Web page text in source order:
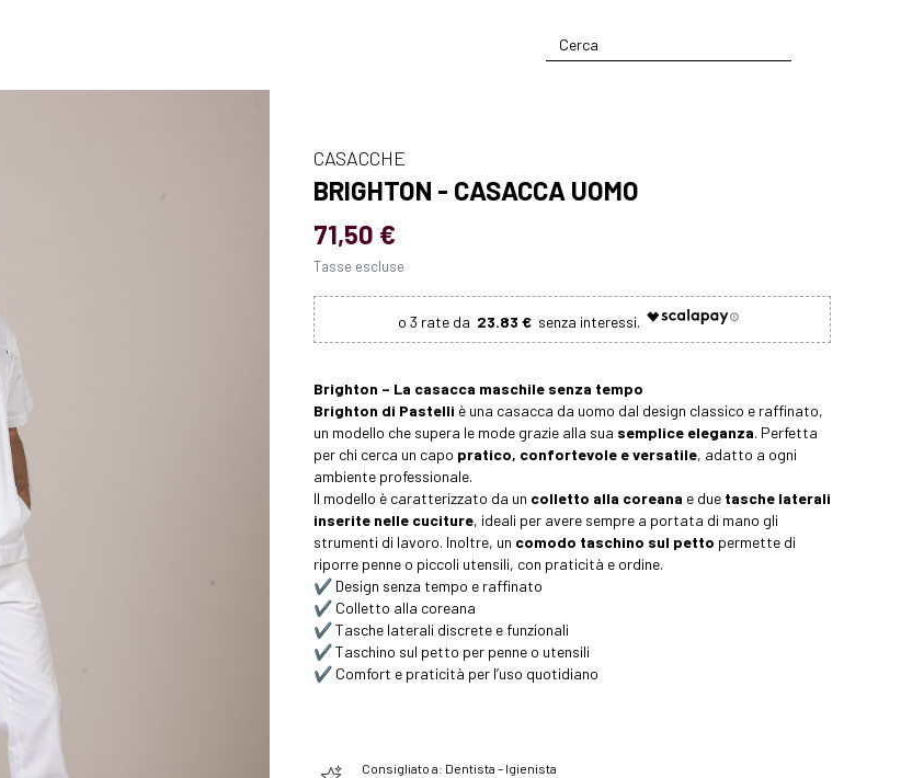
CASACCHE
BRIGHTON - CASACCA UOMO
71,50 €
Tasse escluse
23.83 €
Brighton – La casacca maschile senza tempo
Brighton di Pastelli è una casacca da uomo dal design classico e raffinato,
un modello che supera le mode grazie alla sua semplice eleganza. Perfetta
per chi cerca un capo pratico, confortevole e versatile, adatto a ogni
ambiente professionale.
Il modello è caratterizzato da un colletto alla coreana e due tasche laterali
inserite nelle cuciture, ideali per avere sempre a portata di mano gli
strumenti di lavoro. Inoltre, un comodo taschino sul petto permette di
riporre penne o piccoli utensili, con praticità e ordine.
✔️ Design senza tempo e raffinato
✔️ Colletto alla coreana
✔️ Tasche laterali discrete e funzionali
✔️ Taschino sul petto per penne o utensili
✔️ Comfort e praticità per l’uso quotidiano
Consigliato a: Dentista – Igienista